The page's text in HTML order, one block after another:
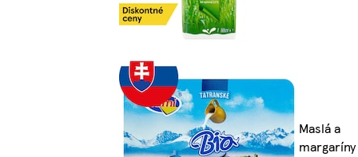
Maslá a
margaríny